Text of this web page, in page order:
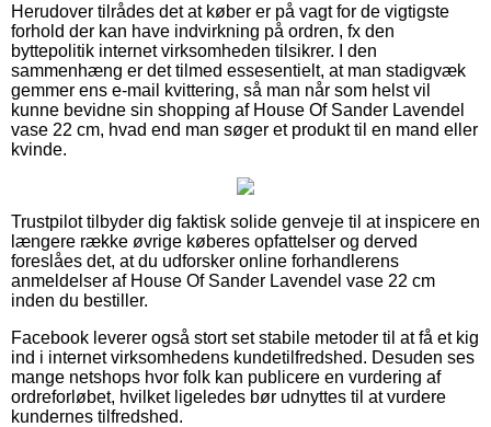
Herudover tilrådes det at køber er på vagt for de vigtigste
forhold der kan have indvirkning på ordren, fx den
byttepolitik internet virksomheden tilsikrer. I den
sammenhæng er det tilmed essesentielt, at man stadigvæk
gemmer ens e-mail kvittering, så man når som helst vil
kunne bevidne sin shopping af House Of Sander Lavendel
vase 22 cm, hvad end man søger et produkt til en mand eller
kvinde.
Trustpilot tilbyder dig faktisk solide genveje til at inspicere en
længere række øvrige køberes opfattelser og derved
foreslåes det, at du udforsker online forhandlerens
anmeldelser af House Of Sander Lavendel vase 22 cm
inden du bestiller.
Facebook leverer også stort set stabile metoder til at få et kig
ind i internet virksomhedens kundetilfredshed. Desuden ses
mange netshops hvor folk kan publicere en vurdering af
ordreforløbet, hvilket ligeledes bør udnyttes til at vurdere
kundernes tilfredshed.